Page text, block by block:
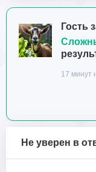
Гость
17 минут
Не уверен в